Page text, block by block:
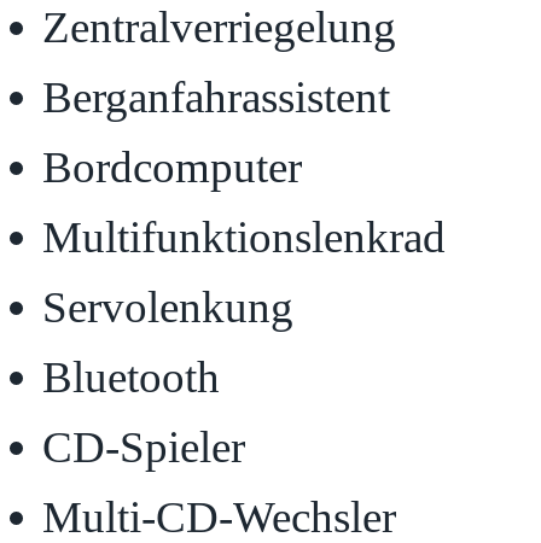
Zentralverriegelung
Berganfahrassistent
Bordcomputer
Multifunktionslenkrad
Servolenkung
Bluetooth
CD-Spieler
Multi-CD-Wechsler